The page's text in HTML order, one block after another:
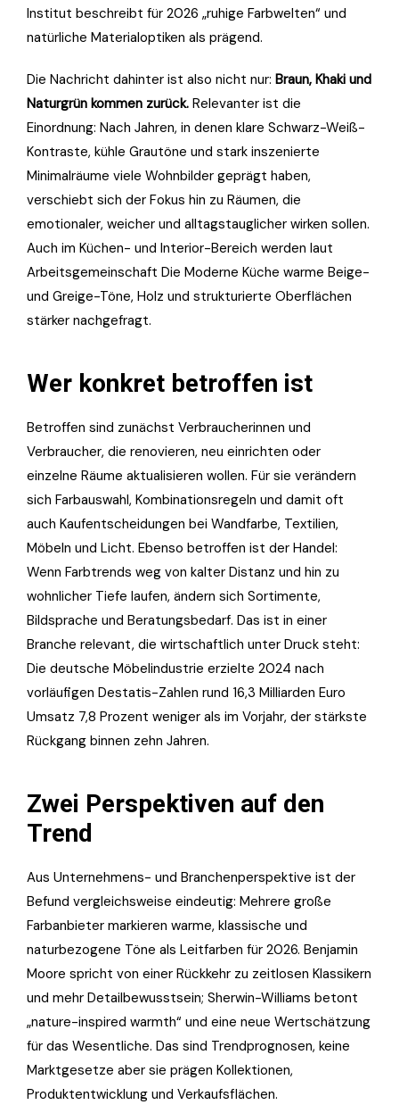
Institut beschreibt für 2026 „ruhige Farbwelten“ und
natürliche Materialoptiken als prägend.
Die Nachricht dahinter ist also nicht nur: Braun, Khaki und
Naturgrün kommen zurück. Relevanter ist die
Einordnung: Nach Jahren, in denen klare Schwarz-Weiß-
Kontraste, kühle Grautöne und stark inszenierte
Minimalräume viele Wohnbilder geprägt haben,
verschiebt sich der Fokus hin zu Räumen, die
emotionaler, weicher und alltagstauglicher wirken sollen.
Auch im Küchen- und Interior-Bereich werden laut
Arbeitsgemeinschaft Die Moderne Küche warme Beige-
und Greige-Töne, Holz und strukturierte Oberflächen
stärker nachgefragt.
Wer konkret betroffen ist
Betroffen sind zunächst Verbraucherinnen und
Verbraucher, die renovieren, neu einrichten oder
einzelne Räume aktualisieren wollen. Für sie verändern
sich Farbauswahl, Kombinationsregeln und damit oft
auch Kaufentscheidungen bei Wandfarbe, Textilien,
Möbeln und Licht. Ebenso betroffen ist der Handel:
Wenn Farbtrends weg von kalter Distanz und hin zu
wohnlicher Tiefe laufen, ändern sich Sortimente,
Bildsprache und Beratungsbedarf. Das ist in einer
Branche relevant, die wirtschaftlich unter Druck steht:
Die deutsche Möbelindustrie erzielte 2024 nach
vorläufigen Destatis-Zahlen rund 16,3 Milliarden Euro
Umsatz 7,8 Prozent weniger als im Vorjahr, der stärkste
Rückgang binnen zehn Jahren.
Zwei Perspektiven auf den
Trend
Aus Unternehmens- und Branchenperspektive ist der
Befund vergleichsweise eindeutig: Mehrere große
Farbanbieter markieren warme, klassische und
naturbezogene Töne als Leitfarben für 2026. Benjamin
Moore spricht von einer Rückkehr zu zeitlosen Klassikern
und mehr Detailbewusstsein; Sherwin-Williams betont
„nature-inspired warmth“ und eine neue Wertschätzung
für das Wesentliche. Das sind Trendprognosen, keine
Marktgesetze aber sie prägen Kollektionen,
Produktentwicklung und Verkaufsflächen.